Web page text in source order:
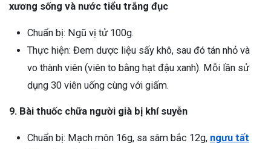
xương sống và nước tiểu trắng đục
Chuẩn bị: Ngũ vị tử 100g.
Thực hiện: Đem dược liệu sấy khô, sau đó tán nhỏ và
vo thành viên (viên to bằng hạt đậu xanh). Mỗi lần sử
dụng 30 viên uống cùng với giấm.
9. Bài thuốc chữa người già bị khí suyễn
Chuẩn bị: Mạch môn 16g, sa sâm bắc 12g, ngưu tất